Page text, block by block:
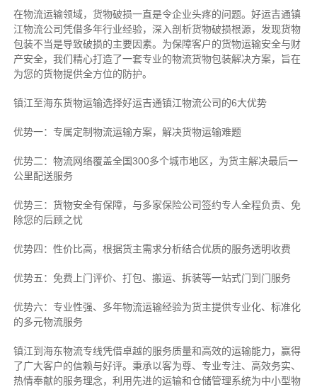
在物流运输领域，货物破损一直是令企业头疼的问题。好运吉通镇
江物流公司凭借多年行业经验，深入剖析货物破损根源，发现货物
包装不当是导致破损的主要因素。为保障客户的货物运输安全与财
产安全，我们精心打造了一套专业的物流货物包装解决方案，旨在
为您的货物提供全方位的防护。
镇江至海东货物运输选择好运吉通镇江物流公司的6大优势
优势一：专属定制物流运输方案，解决货物运输难题
优势二：物流网络覆盖全国300多个城市地区，为货主解决最后一
公里配送服务
优势三：货物安全有保障，与多家保险公司签约专人全程负责、免
除您的后顾之忧
优势四：性价比高，根据货主需求分析结合优质的服务透明收费
优势五：免费上门评价、打包、搬运、拆装等一站式门到门服务
优势六：专业性强、多年物流运输经验为货主提供专业化、标准化
的多元物流服务
镇江到海东物流专线凭借卓越的服务质量和高效的运输能力，赢得
了广大客户的信赖与好评。 秉承以客为尊、专业专注、高效务实、
热情奉献的服务理念，利用先进的运输和仓储管理系统为中小型物